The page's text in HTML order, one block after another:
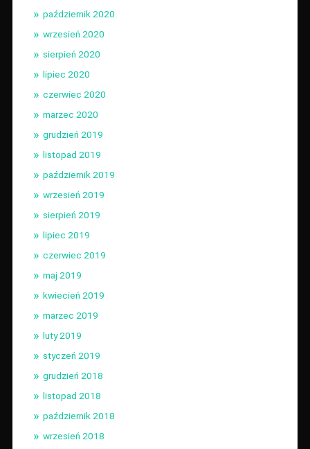
październik 2020
wrzesień 2020
sierpień 2020
lipiec 2020
czerwiec 2020
marzec 2020
grudzień 2019
listopad 2019
październik 2019
wrzesień 2019
sierpień 2019
lipiec 2019
czerwiec 2019
maj 2019
kwiecień 2019
marzec 2019
luty 2019
styczeń 2019
grudzień 2018
listopad 2018
październik 2018
wrzesień 2018